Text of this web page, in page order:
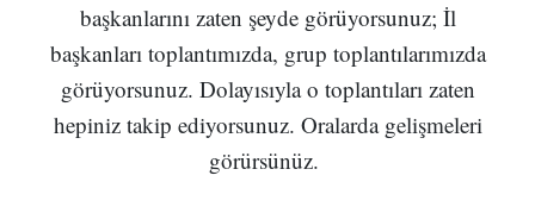
başkanlarını zaten şeyde görüyorsunuz; İl
başkanları toplantımızda, grup toplantılarımızda
görüyorsunuz. Dolayısıyla o toplantıları zaten
hepiniz takip ediyorsunuz. Oralarda gelişmeleri
görürsünüz.